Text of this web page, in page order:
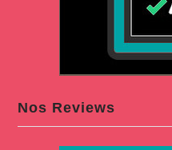
Nos Reviews